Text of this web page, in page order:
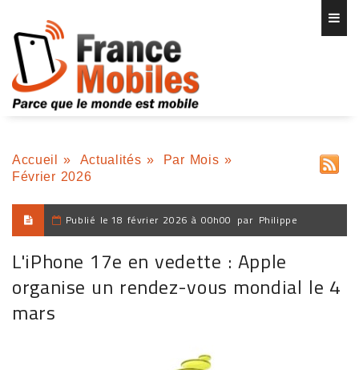
Accueil » Actualités » Par Mois »
Février 2026
Publié le 18 février 2026 à 00h00 par Philippe
L'iPhone 17e en vedette : Apple
organise un rendez-vous mondial le 4
mars